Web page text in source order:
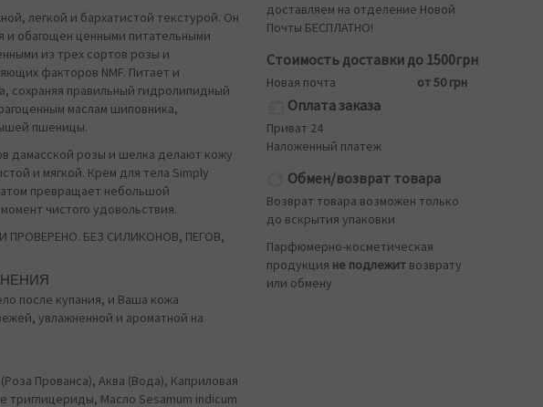
легкой и бархатистой текстурой. Он
и обагощен ценными питательными
из трех сортов розы и
факторов NMF. Питает и
сохраняя правильный гидролипидный
маслам шиповника,
пшеницы.
дамасской розы и шелка делают кожу
и мягкой. Крем для тела Simply
превращает небольшой
чистого удовольствия.
ПРОВЕРЕНО. БЕЗ СИЛИКОНОВ, ПЕГОВ,
после купания, и Ваша кожа
увлажненной и ароматной на
Прованса), Аква (Вода), Каприловая
триглицериды, Масло Sesamum indicum
доставляем на отделение Новой
Почты БЕСПЛАТНО!
Стоимость доставки до 1500грн
Новая почта от 50 грн
Оплата заказа
Приват 24
Наложенный платеж
Обмен/возврат товара
Возврат товара возможен только
до вскрытия упаковки
Парфюмерно-косметическая
продукция не подлежит возврату
или обмену